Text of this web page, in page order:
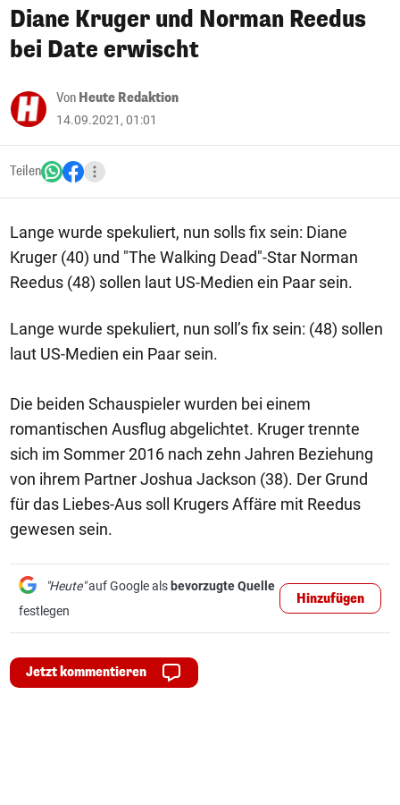
Diane Kruger und Norman Reedus
bei Date erwischt
Von Heute Redaktion
14.09.2021, 01:01
Teilen
Lange wurde spekuliert, nun solls fix sein: Diane
Kruger (40) und "The Walking Dead"-Star Norman
Reedus (48) sollen laut US-Medien ein Paar sein.
Lange wurde spekuliert, nun soll’s fix sein: (48) sollen
laut US-Medien ein Paar sein.
Die beiden Schauspieler wurden bei einem
romantischen Ausflug abgelichtet. Kruger trennte
sich im Sommer 2016 nach zehn Jahren Beziehung
von ihrem Partner Joshua Jackson (38). Der Grund
für das Liebes-Aus soll Krugers Affäre mit Reedus
gewesen sein.
"Heute"auf Google als bevorzugte Quelle
festlegen
Hinzufügen
Jetzt kommentieren